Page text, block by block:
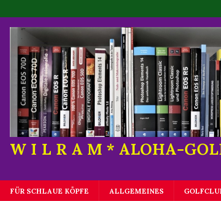
W I L R A M * ALOHA-
FÜR SCHLAUE KÖPFE ALLGEMEINES